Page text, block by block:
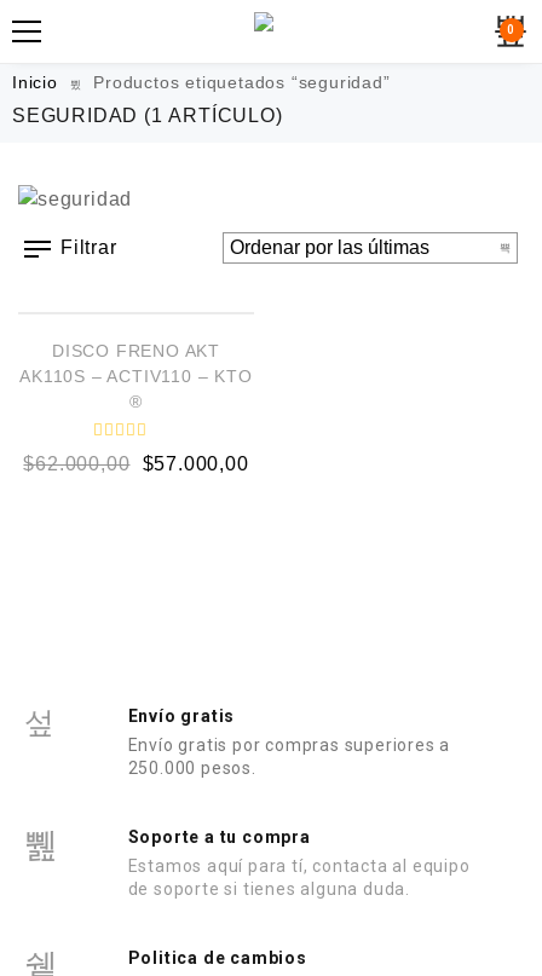
0
Inicio Productos etiquetados “seguridad”
SEGURIDAD (1 ARTÍCULO)
Filtrar
DISCO FRENO AKT
AK110S – ACTIV110 – KTO
®
V
a
$62.000,00 $57.000,00
Envío gratis
Envío gratis por compras superiores a
250.000 pesos.
Soporte a tu compra
Estamos aquí para tí, contacta al equipo
de soporte si tienes alguna duda.
Politica de cambios